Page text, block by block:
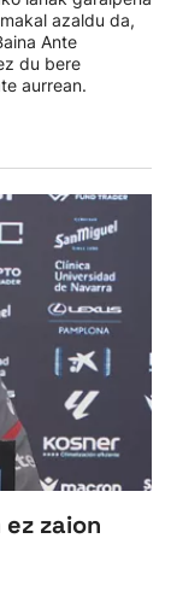
azaldu da,
Ante
du bere
aurrean.
zaion